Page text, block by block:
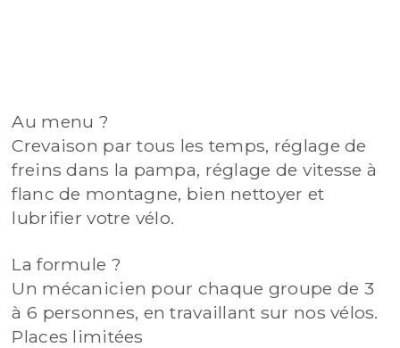
Au menu ?
Crevaison par tous les temps, réglage de
freins dans la pampa, réglage de vitesse à
flanc de montagne, bien nettoyer et
lubrifier votre vélo.
La formule ?
Un mécanicien pour chaque groupe de 3
à 6 personnes, en travaillant sur nos vélos.
Places limitées